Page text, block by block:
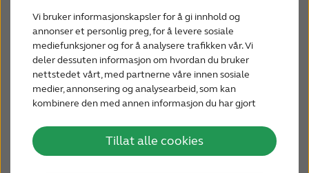
Vi bruker informasjonskapsler for å gi innhold og
annonser et personlig preg, for å levere sosiale
mediefunksjoner og for å analysere trafikken vår. Vi
deler dessuten informasjon om hvordan du bruker
nettstedet vårt, med partnerne våre innen sosiale
medier, annonsering og analysearbeid, som kan
kombinere den med annen informasjon du har gjort
gjennom din bruk av tjenestene deres.
Tillat alle cookies
Hvorfor ReSound
Hjelp
Blogg
KONTAKT OSS
Slik beskytter du hørselen din
I denne bloggartikkelen får du noen tips til